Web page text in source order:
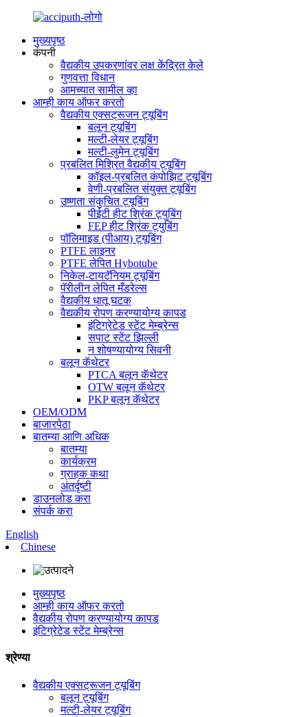
मुख्यपृष्ठ
कंपनी
वैद्यकीय उपकरणांवर लक्ष केंद्रित केले
गुणवत्ता विधान
आमच्यात सामील व्हा
आम्ही काय ऑफर करतो
वैद्यकीय एक्सट्रूजन ट्यूबिंग
बलून ट्यूबिंग
मल्टी-लेयर ट्यूबिंग
मल्टी-लुमेन ट्यूबिंग
प्रबलित मिश्रित वैद्यकीय ट्यूबिंग
कॉइल-प्रबलित कंपोझिट ट्यूबिंग
वेणी-प्रबलित संयुक्त ट्यूबिंग
उष्णता संकुचित ट्यूबिंग
पीईटी हीट श्रिंक ट्युबिंग
FEP हीट श्रिंक ट्युबिंग
पॉलिमाइड (पीआय) ट्यूबिंग
PTFE लाइनर
PTFE लेपित Hybotube
निकेल-टायटॅनियम ट्यूबिंग
पॅरीलीन लेपित मँडरेल्स
वैद्यकीय धातू घटक
वैद्यकीय रोपण करण्यायोग्य कापड
इंटिग्रेटेड स्टेंट मेम्ब्रेन्स
सपाट स्टेंट झिल्ली
न शोषण्यायोग्य सिवनी
बलून कॅथेटर
PTCA बलून कॅथेटर
OTW बलून कॅथेटर
PKP बलून कॅथेटर
OEM/ODM
बाजारपेठा
बातम्या आणि अधिक
बातम्या
कार्यक्रम
ग्राहक कथा
अंतर्दृष्टी
डाउनलोड करा
संपर्क करा
English
Chinese
मुख्यपृष्ठ
आम्ही काय ऑफर करतो
वैद्यकीय रोपण करण्यायोग्य कापड
इंटिग्रेटेड स्टेंट मेम्ब्रेन्स
श्रेण्या
वैद्यकीय एक्सट्रूजन ट्यूबिंग
बलून ट्यूबिंग
मल्टी-लेयर ट्यूबिंग